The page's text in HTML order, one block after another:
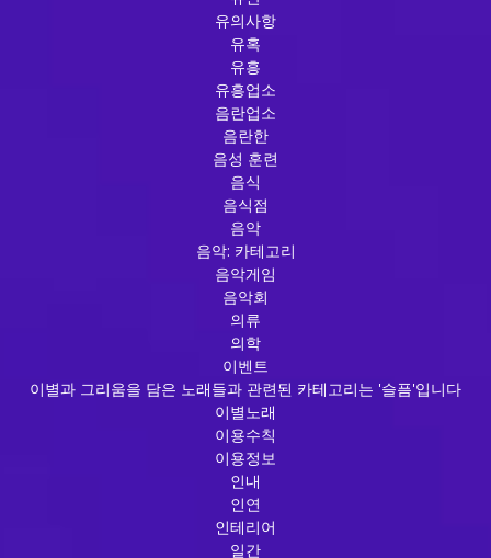
유의사항
유혹
유흥
유흥업소
음란업소
음란한
음성 훈련
음식
음식점
음악
음악: 카테고리
음악게임
음악회
의류
의학
이벤트
이별과 그리움을 담은 노래들과 관련된 카테고리는 '슬픔'입니다
이별노래
이용수칙
이용정보
인내
인연
인테리어
일간